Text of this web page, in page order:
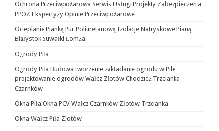
Ochrona Przeciwpożarowa Serwis Usługi Projekty Zabezpieczenia
PPOŻ Ekspertyzy Opinie Przeciwpożarowe
Ocieplanie Pianką Pur Poliuretanową Izolacje Natryskowe Pianą
Białystok Suwałki Łomża
Ogrody Piła
Ogrody Piła Budowa tworzenie zakładanie ogrodu w Pile
projektowanie ogrodów Wałcz Złotów Chodzież Trzcianka
Czarnków
Okna Piła Okna PCV Wałcz Czarnków Złotów Trzcianka
Okna Wałcz Piła Złotów